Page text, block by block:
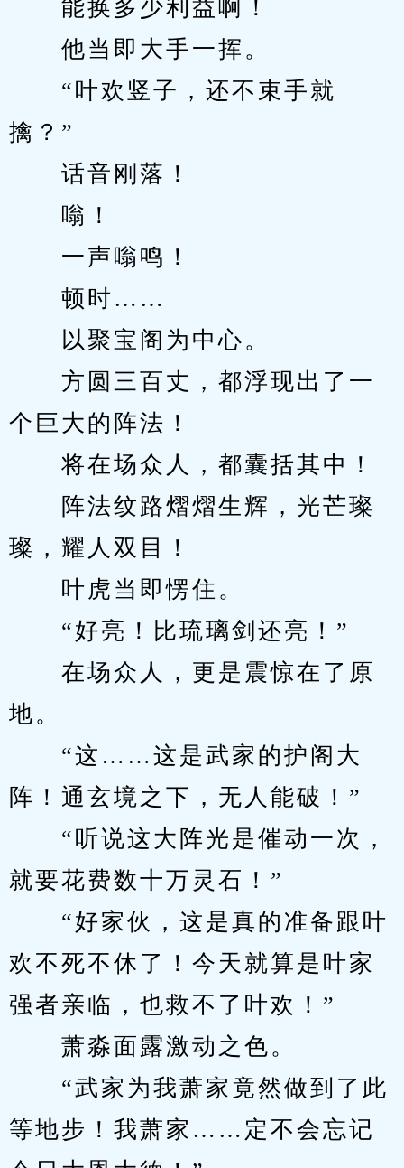
能换多少利益啊！
他当即大手一挥。
“叶欢竖子，还不束手就
擒？”
话音刚落！
嗡！
一声嗡鸣！
顿时……
以聚宝阁为中心。
方圆三百丈，都浮现出了一
个巨大的阵法！
将在场众人，都囊括其中！
阵法纹路熠熠生辉，光芒璨
璨，耀人双目！
叶虎当即愣住。
“好亮！比琉璃剑还亮！”
在场众人，更是震惊在了原
地。
“这……这是武家的护阁大
阵！通玄境之下，无人能破！”
“听说这大阵光是催动一次，
就要花费数十万灵石！”
“好家伙，这是真的准备跟叶
欢不死不休了！今天就算是叶家
强者亲临，也救不了叶欢！”
萧淼面露激动之色。
“武家为我萧家竟然做到了此
等地步！我萧家……定不会忘记